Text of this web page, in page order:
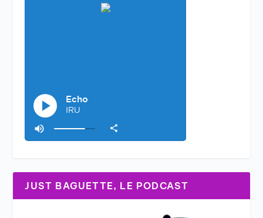
JUST BAGUETTE, LE PODCAST